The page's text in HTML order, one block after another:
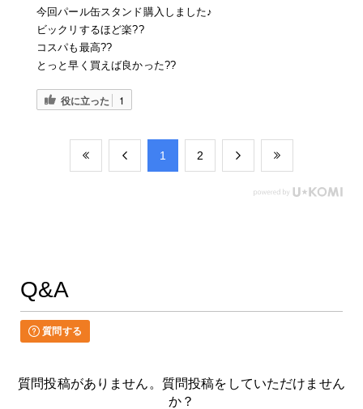
今回パール缶スタンド購入しました♪
ビックリするほど楽??
コスパも最高??
とっと早く買えば良かった??
役に立った 1
​1 ​2
Q&A
質問する
質問投稿がありません。質問投稿をしていただけません
か？